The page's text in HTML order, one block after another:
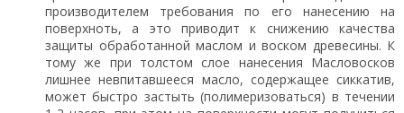
производителем требования по его нанесению на
поверхноть, а это приводит к снижению качества
защиты обработанной маслом и воском древесины. К
тому же при толстом слое нанесения Масловосков
лишнее невпитавшееся масло, содержащее сиккатив,
может быстро застыть (полимеризоваться) в течении